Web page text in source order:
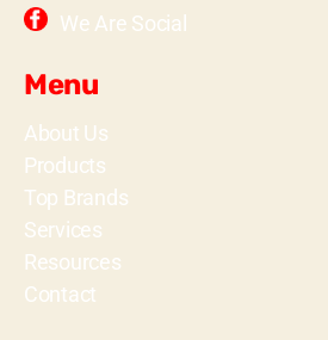
We Are Social
Menu
About Us
Products
Top Brands
Services
Resources
Contact